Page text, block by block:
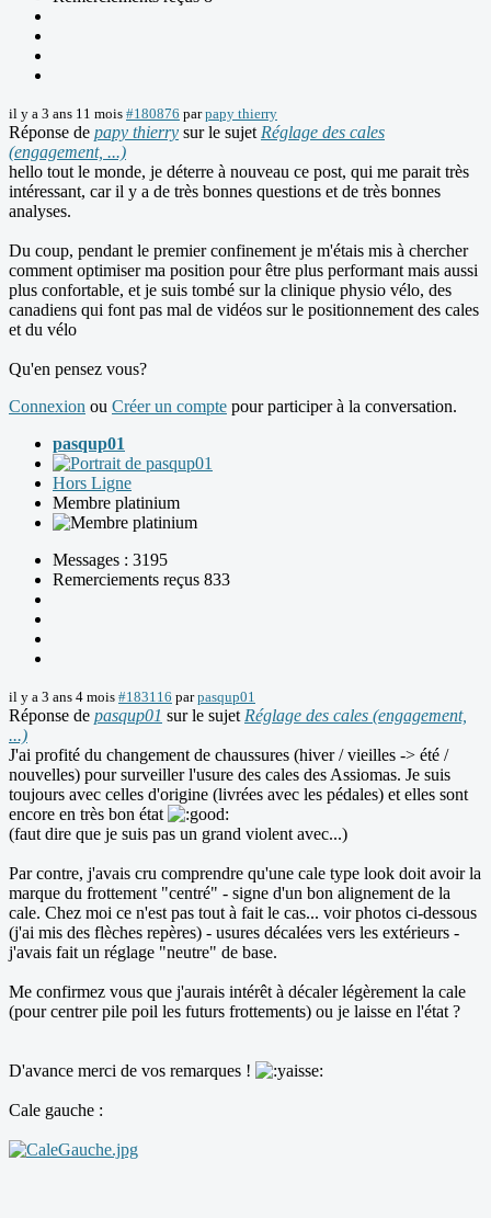
il y a 3 ans 11 mois #180876 parpapy thierry
Réponse de papy thierry sur le sujet Réglage des cales
(engagement, ...)
hello tout le monde, je déterre à nouveau ce post, qui me parait très
intéressant, car il y a de très bonnes questions et de très bonnes
analyses.
Du coup, pendant le premier confinement je m'étais mis à chercher
comment optimiser ma position pour être plus performant mais aussi
plus confortable, et je suis tombé sur la clinique physio vélo, des
canadiens qui font pas mal de vidéos sur le positionnement des cales
et du vélo
Qu'en pensez vous?
Connexion ou Créer un compte pour participer à la conversation.
pasqup01
Hors Ligne
Membre platinium
Messages : 3195
Remerciements reçus 833
il y a 3 ans 4 mois #183116 parpasqup01
Réponse de pasqup01 sur le sujet Réglage des cales (engagement,
...)
J'ai profité du changement de chaussures (hiver / vieilles -> été /
nouvelles) pour surveiller l'usure des cales des Assiomas. Je suis
toujours avec celles d'origine (livrées avec les pédales) et elles sont
encore en très bon état
(faut dire que je suis pas un grand violent avec...)
Par contre, j'avais cru comprendre qu'une cale type look doit avoir la
marque du frottement "centré" - signe d'un bon alignement de la
cale. Chez moi ce n'est pas tout à fait le cas... voir photos ci-dessous
(j'ai mis des flèches repères) - usures décalées vers les extérieurs -
j'avais fait un réglage "neutre" de base.
Me confirmez vous que j'aurais intérêt à décaler légèrement la cale
(pour centrer pile poil les futurs frottements) ou je laisse en l'état ?
D'avance merci de vos remarques !
Cale gauche :